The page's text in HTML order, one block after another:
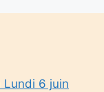
Lundi 6 juin